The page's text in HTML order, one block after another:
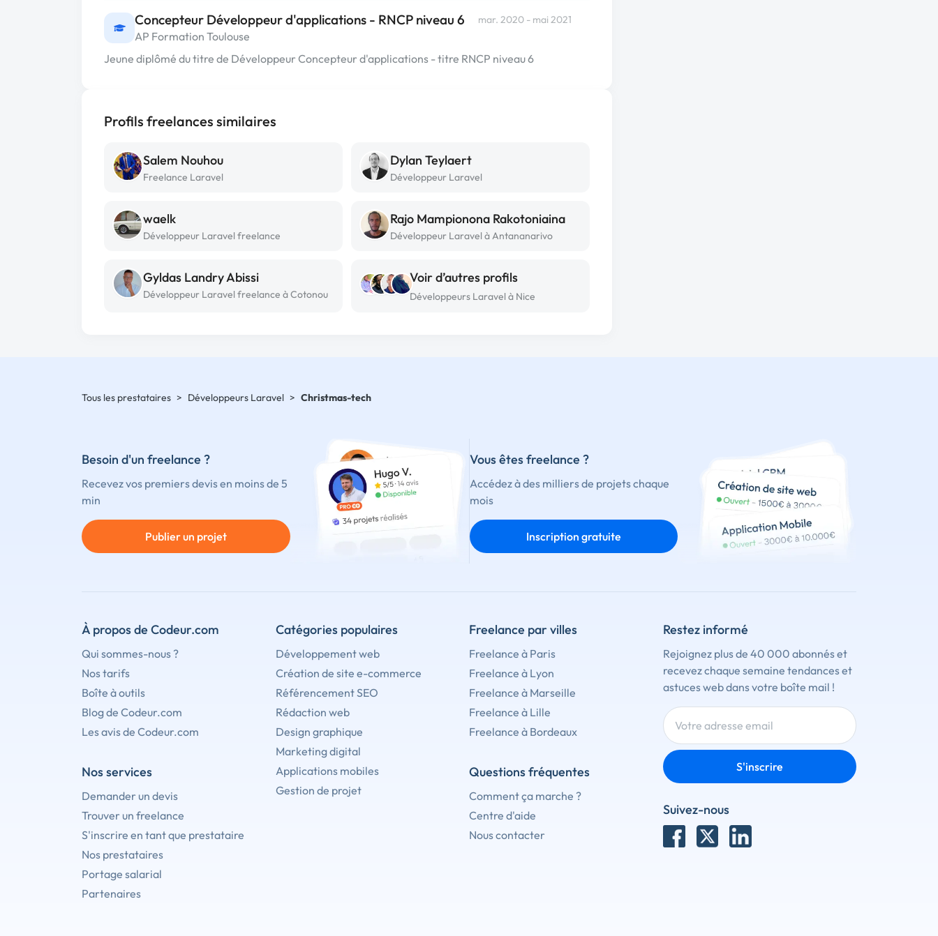
Concepteur Développeur d'applications - RNCP niveau 6
AP Formation Toulouse
mar. 2020 - mai 2021
Jeune diplômé du titre de Développeur Concepteur d'applications - titre RNCP niveau 6
Profils freelances similaires
Salem Nouhou
Freelance Laravel
Dylan Teylaert
Développeur Laravel
waelk
Développeur Laravel freelance
Rajo Mampionona Rakotoniaina
Développeur Laravel à Antananarivo
Gyldas Landry Abissi
Développeur Laravel freelance à Cotonou
Voir d’autres profils
Développeurs Laravel à Nice
Tous les prestataires > Développeurs Laravel > Christmas-tech
Besoin d'un freelance ?
Recevez vos premiers devis en moins de 5
min
Publier un projet
Vous êtes freelance ?
Accédez à des milliers de projets chaque
mois
Inscription gratuite
À propos de Codeur.com
Qui sommes-nous ?
Nos tarifs
Boîte à outils
Blog de Codeur.com
Les avis de Codeur.com
Nos services
Demander un devis
Trouver un freelance
S'inscrire en tant que prestataire
Nos prestataires
Portage salarial
Partenaires
Catégories populaires
Développement web
Création de site e-commerce
Référencement SEO
Rédaction web
Design graphique
Marketing digital
Applications mobiles
Gestion de projet
Freelance par villes
Freelance à Paris
Freelance à Lyon
Freelance à Marseille
Freelance à Lille
Freelance à Bordeaux
Questions fréquentes
Comment ça marche ?
Centre d'aide
Nous contacter
Restez informé
Rejoignez plus de 40 000 abonnés et
recevez chaque semaine tendances et
astuces web dans votre boîte mail !
S'inscrire
Suivez-nous